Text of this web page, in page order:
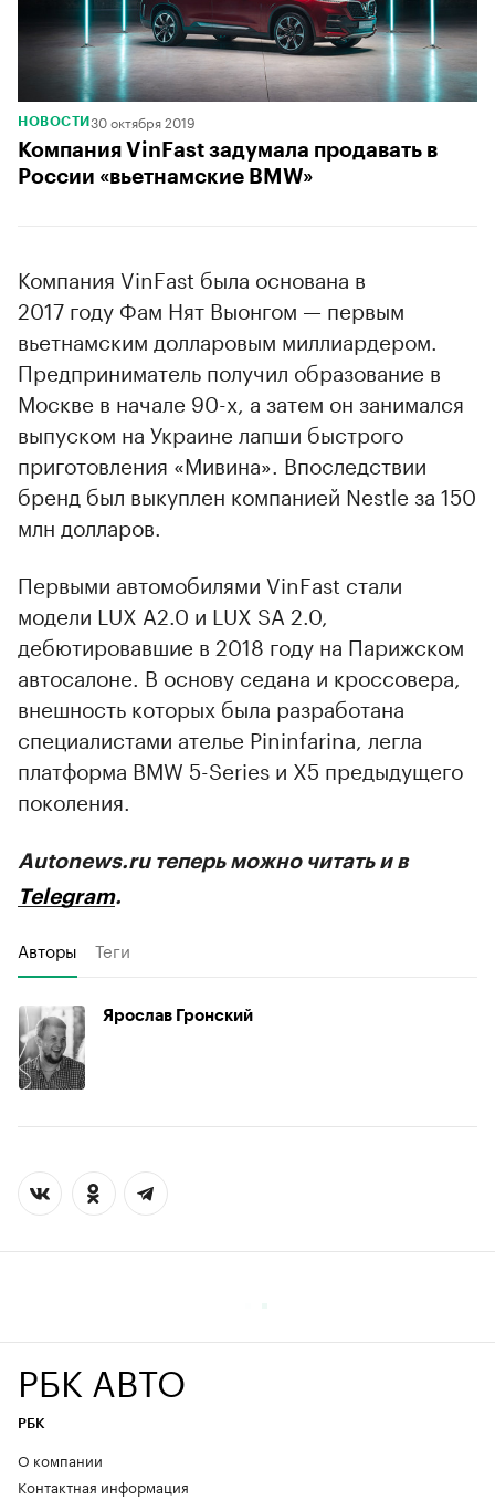
НОВОСТИ 30 октября 2019
Компания VinFast задумала продавать в
России «вьетнамские BMW»
Компания VinFast была основана в
2017 году Фам Нят Выонгом — первым
вьетнамским долларовым миллиардером.
Предприниматель получил образование в
Москве в начале 90-х, а затем он занимался
выпуском на Украине лапши быстрого
приготовления «Мивина». Впоследствии
бренд был выкуплен компанией Nestle за 150
млн долларов.
Первыми автомобилями VinFast стали
модели LUX A2.0 и LUX SA 2.0,
дебютировавшие в 2018 году на Парижском
автосалоне. В основу седана и кроссовера,
внешность которых была разработана
специалистами ателье Pininfarina, легла
платформа BMW 5-Series и X5 предыдущего
поколения.
Autonews.ru теперь можно читать и в
Telegram.
Авторы Теги
Ярослав Гронский
РБК АВТО
РБК
О компании
Контактная информация